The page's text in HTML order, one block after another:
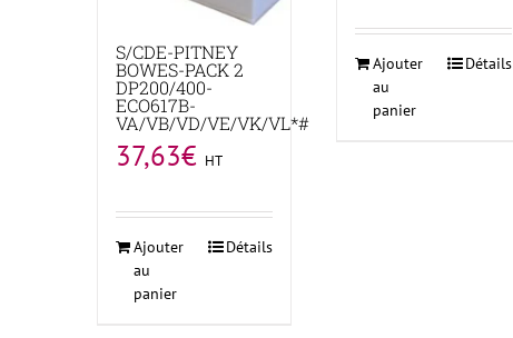
S/CDE-PITNEY
BOWES-PACK 2
DP200/400-
ECO617B-
VA/VB/VD/VE/VK/VL*#
37,63€ HT
Ajouter
au
panier
Détails
Ajouter
au
panier
Détails